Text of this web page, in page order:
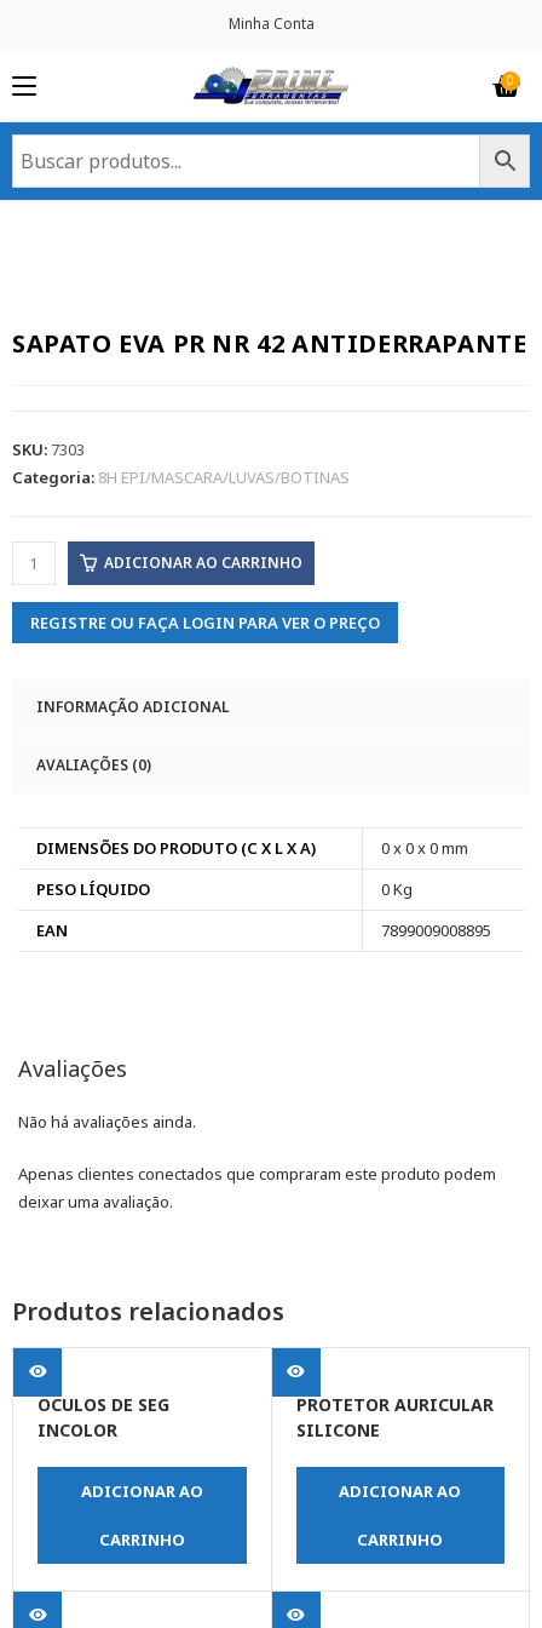
Minha Conta
SAPATO EVA PR NR 42 ANTIDERRAPANTE
SKU: 7303
Categoria: 8H EPI/MASCARA/LUVAS/BOTINAS
ADICIONAR AO CARRINHO
REGISTRE OU FAÇA LOGIN PARA VER O PREÇO
INFORMAÇÃO ADICIONAL
AVALIAÇÕES (0)
DIMENSÕES DO PRODUTO (C X L X A)
0 x 0 x 0 mm
PESO LÍQUIDO
0 Kg
EAN
7899009008895
Avaliações
Não há avaliações ainda.
Apenas clientes conectados que compraram este produto podem
deixar uma avaliação.
Produtos relacionados
OCULOS DE SEG
INCOLOR
ADICIONAR AO
CARRINHO
PROTETOR AURICULAR
SILICONE
ADICIONAR AO
CARRINHO